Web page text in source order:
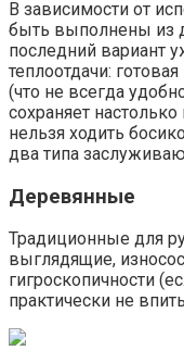
В зависимости от
быть выполнены из
последний вариант
теплоотдачи:
(что не всегда
сохраняет
нельзя ходить
два типа
Деревянные
Традиционные для
выглядящие,
гигроскопичности
практически не